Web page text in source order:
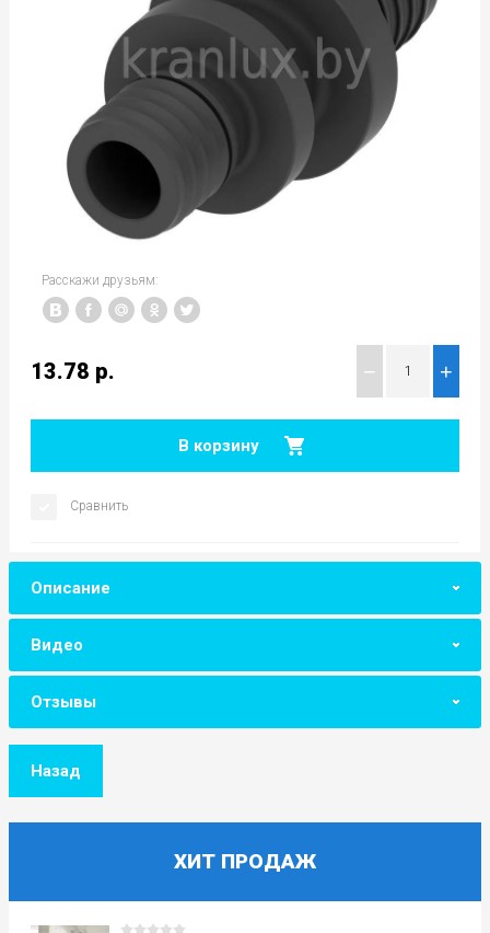
ХИТ ПРОДАЖ
Расскажи друзьям:
13.78 р. − +
В корзину
Сравнить
Описание
Видео
Отзывы
Назад